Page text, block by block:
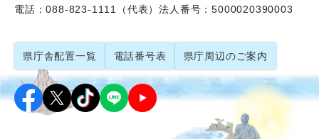
電話：088-823-1111（代表）法人番号：5000020390003
県庁舎配置一覧 電話番号表 県庁周辺のご案内